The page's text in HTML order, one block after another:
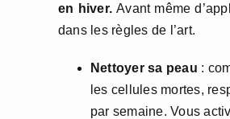
en hiver.Avant même
dans les règles de l’art.
Nettoyer sa peau :
les cellules mortes,
par semaine. Vous